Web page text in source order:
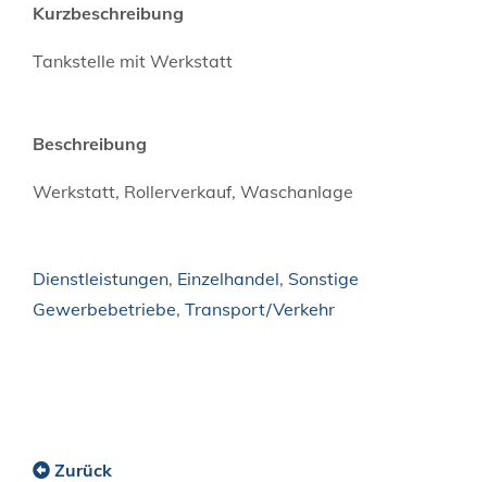
Kurzbeschreibung
Tankstelle mit Werkstatt
Beschreibung
Werkstatt, Rollerverkauf, Waschanlage
Dienstleistungen, Einzelhandel, Sonstige
Gewerbebetriebe, Transport/Verkehr
Zurück